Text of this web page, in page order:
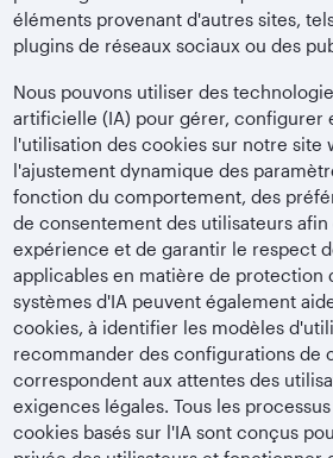
éléments provenant d'autres sites,
plugins de réseaux sociaux ou des
Nous pouvons utiliser des
artificielle (IA) pour gérer, configurer
l'utilisation des cookies sur notre site
l'ajustement dynamique des
fonction du comportement, des
de consentement des utilisateurs
expérience et de garantir le respect
applicables en matière de protection
systèmes d'IA peuvent également
cookies, à identifier les modèles
recommander des configurations de
correspondent aux attentes des
exigences légales. Tous les
cookies basés sur l'IA sont conçus